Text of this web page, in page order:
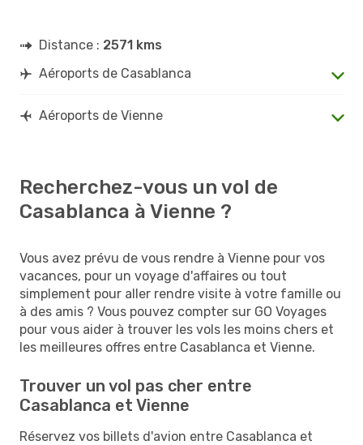
Distance : 2571 kms
Aéroports de Casablanca
Aéroports de Vienne
Recherchez-vous un vol de
Casablanca à Vienne ?
Vous avez prévu de vous rendre à Vienne pour vos
vacances, pour un voyage d'affaires ou tout
simplement pour aller rendre visite à votre famille ou
à des amis ? Vous pouvez compter sur GO Voyages
pour vous aider à trouver les vols les moins chers et
les meilleures offres entre Casablanca et Vienne.
Trouver un vol pas cher entre
Casablanca et Vienne
Réservez vos billets d'avion entre Casablanca et